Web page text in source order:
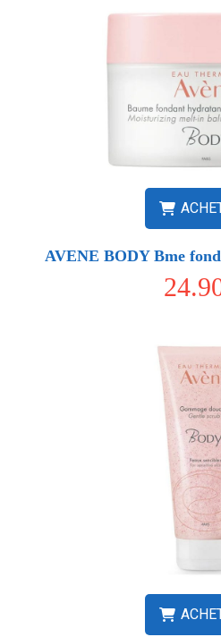
AVENE BODY Bme